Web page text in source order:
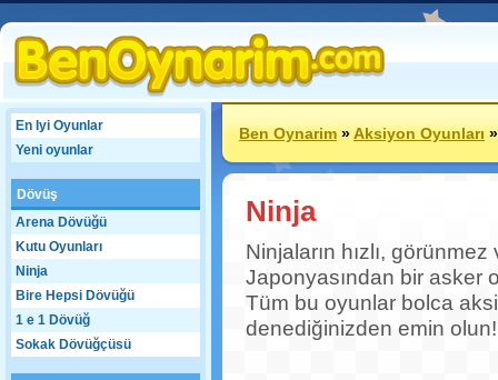
En Iyi Oyunlar
Yeni oyunlar
Dövüş
Arena Dövüğü
Kutu Oyunları
Ninja
Bire Hepsi Dövüğü
1 e 1 Dövüğ
Sokak Dövüğçüsü
Ben Oynarim»Aksiyon Oyunları
Ninja
Ninjaların hızlı,
Japonyasından bir asker
Tüm bu oyunlar bolca
denediğinizden emin olun!